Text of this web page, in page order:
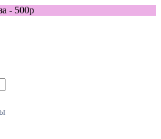
- 500р